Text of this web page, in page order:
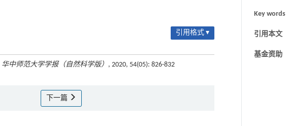
引用格式 ▾
华中师范大学学报（自然科学版） , 2020, 54(05): 826-832
下一篇
Key words
引用本文
基金资助